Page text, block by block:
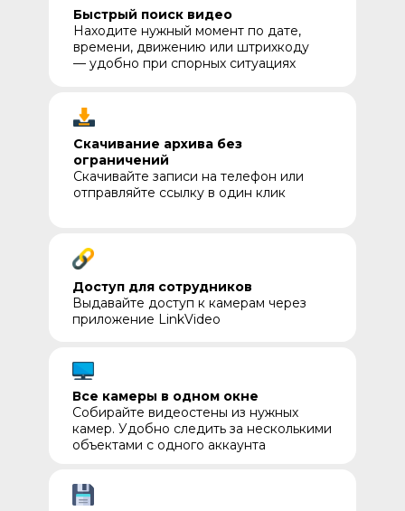
Все камеры в одном окне
Собирайте видеостены из нужных
камер. Удобно следить за несколькими
объектами с одного аккаунта
Доступ для сотрудников
Выдавайте доступ к камерам через
приложение LinkVideo
Скачивание архива без
ограничений
Скачивайте записи на телефон или
отправляйте ссылку в один клик
Быстрый поиск видео
Находите нужный момент по дате,
времени, движению или штрихкоду
— удобно при спорных ситуациях